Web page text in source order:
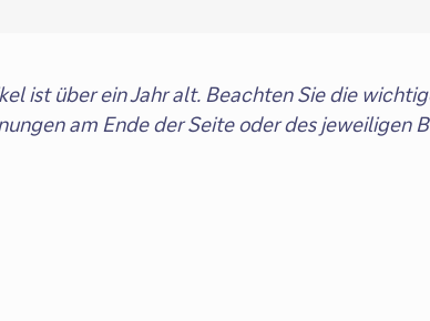
ist über ein Jahr alt. Beachten Sie die
am Ende der Seite oder des jeweiligen